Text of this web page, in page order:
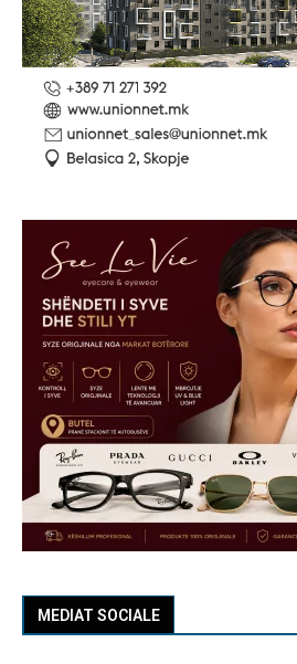
MEDIAT SOCIALE